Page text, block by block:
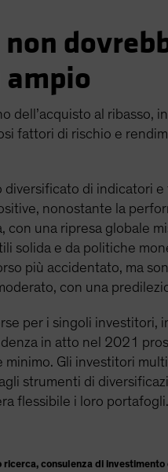
dell’acquisto al ribasso,
fattori di rischio e
diversificato di indicatori
nonostante la
una ripresa globale
solida e da politiche
più accidentato, ma
con una
per i singoli investitori,
in atto nel 2021
Gli investitori
strumenti di
flessibile i loro portafogli.
consulenza di